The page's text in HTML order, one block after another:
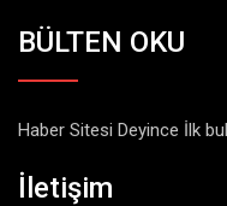
BÜLTEN OKU
Haber Sitesi Deyince İlk
İletişim